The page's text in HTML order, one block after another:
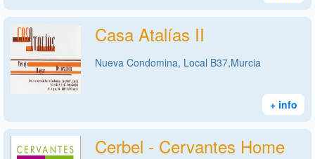
Casa Atalías II
Nueva Condomina, Local B37,Murcia
+ info
Cerbel - Cervantes Home